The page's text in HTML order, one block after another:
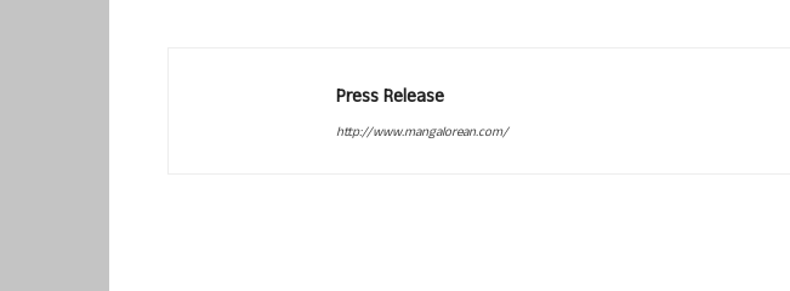
Press Release
http://www.mangalorean.com/